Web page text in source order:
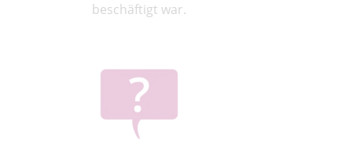
beschäftigt war.